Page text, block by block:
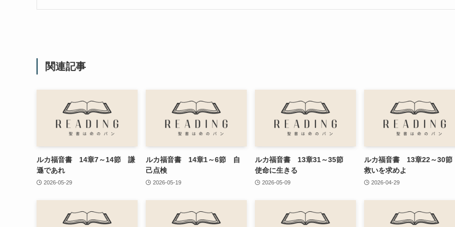
関連記事
ルカ福音書 14章7～14節 謙
遜であれ
2026-05-29
ルカ福音書 14章1～6節 自
己点検
2026-05-19
ルカ福音書 13章31～35節
使命に生きる
2026-05-09
ルカ福音書 13章22～30
救いを求めよ
2026-04-29